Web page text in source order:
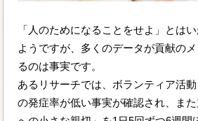
「人のためになることをせよ」とは
ようですが、多くのデータが貢献の
るのは事実です。
あるリサーチでは、ボランティア活
の発症率が低い事実が確認され、ま